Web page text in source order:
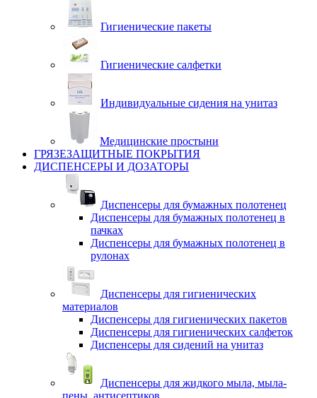
Гигиенические пакеты
Гигиенические салфетки
Индивидуальные сидения на унитаз
Медицинские простыни
ГРЯЗЕЗАЩИТНЫЕ ПОКРЫТИЯ
ДИСПЕНСЕРЫ И ДОЗАТОРЫ
Диспенсеры для бумажных полотенец
Диспенсеры для бумажных полотенец в
пачках
Диспенсеры для бумажных полотенец в
рулонах
Диспенсеры для гигиенических
материалов
Диспенсеры для гигиенических пакетов
Диспенсеры для гигиенических салфеток
Диспенсеры для сидений на унитаз
Диспенсеры для жидкого мыла, мыла-
пены, антисептиков